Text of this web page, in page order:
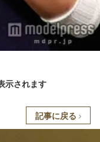
示されます
記事に戻る